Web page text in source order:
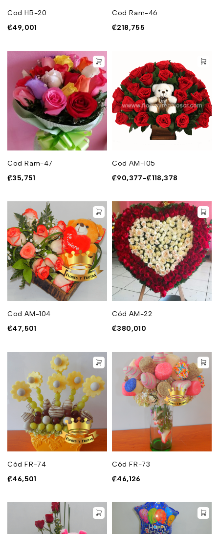
Cod HB-20
₡49,001
Cod Ram-46
₡218,755
Cod Ram-47
₡35,751
Cod AM-105
₡90,377-₡118,378
Cod AM-104
₡47,501
Cód AM-22
₡380,010
Cód FR-74
₡46,501
Cód FR-73
₡46,126